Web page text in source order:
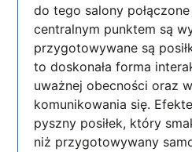
do tego salony
centralnym punktem są
przygotowywane są
to doskonała forma
uważnej obecności oraz
komunikowania się.
pyszny posiłek, który
niż przygotowywany